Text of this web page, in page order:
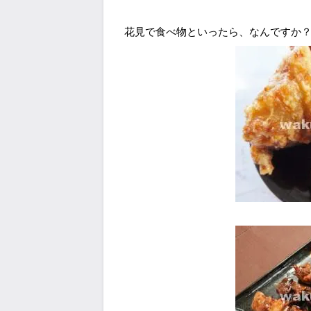
花見で食べ物といったら、なんですか？